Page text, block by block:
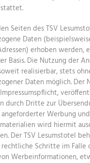
Seiten des TSV
Daten
erhoben werden,
Basis. Die Nutzung der
realisierbar, stets
Daten möglich. Der
durch Dritte zur
Werbung und
wird hiermit
Der TSV Lesumstotel
Schritte im Falle
Werbeinformationen,